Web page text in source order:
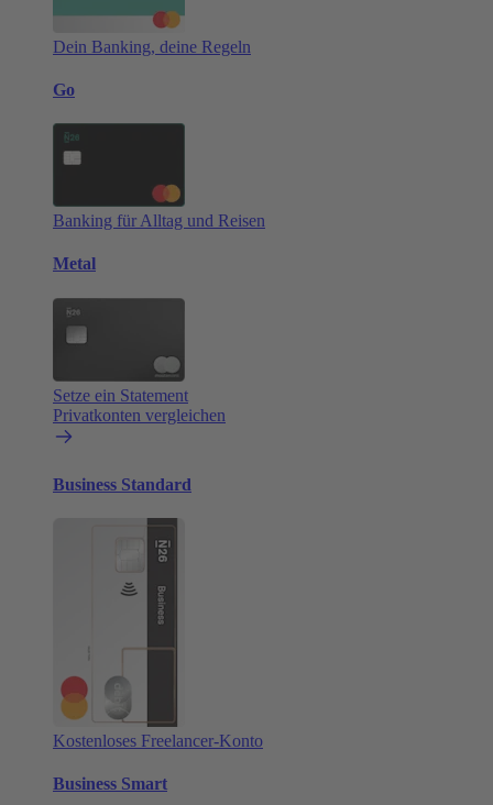
Dein Banking, deine Regeln
Go
Banking für Alltag und Reisen
Metal
Setze ein Statement
Privatkonten vergleichen
Business Standard
Kostenloses Freelancer-Konto
Business Smart